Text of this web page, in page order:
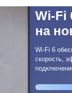
Wi-Fi
на
Wi-Fi 6
скорость,